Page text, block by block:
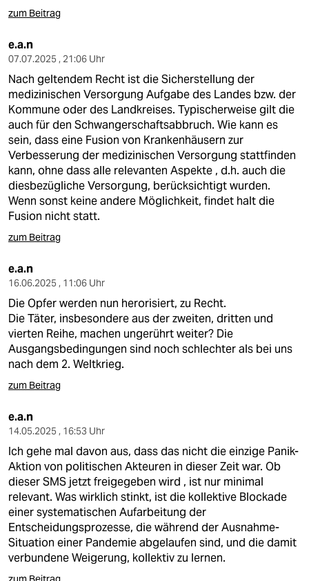
zum Beitrag
e.a.n
07.07.2025 , 21:06 Uhr
Nach geltendem Recht ist die Sicherstellung der
medizinischen Versorgung Aufgabe des Landes bzw. der
Kommune oder des Landkreises. Typischerweise gilt die
auch für den Schwangerschaftsabbruch. Wie kann es
sein, dass eine Fusion von Krankenhäusern zur
Verbesserung der medizinischen Versorgung stattfinden
kann, ohne dass alle relevanten Aspekte , d.h. auch die
diesbezügliche Versorgung, berücksichtigt wurden.
Wenn sonst keine andere Möglichkeit, findet halt die
Fusion nicht statt.
zum Beitrag
e.a.n
16.06.2025 , 11:06 Uhr
Die Opfer werden nun herorisiert, zu Recht.
Die Täter, insbesondere aus der zweiten, dritten und
vierten Reihe, machen ungerührt weiter? Die
Ausgangsbedingungen sind noch schlechter als bei uns
nach dem 2. Weltkrieg.
zum Beitrag
e.a.n
14.05.2025 , 16:53 Uhr
Ich gehe mal davon aus, dass das nicht die einzige Panik-
Aktion von politischen Akteuren in dieser Zeit war. Ob
dieser SMS jetzt freigegeben wird , ist nur minimal
relevant. Was wirklich stinkt, ist die kollektive Blockade
einer systematischen Aufarbeitung der
Entscheidungsprozesse, die während der Ausnahme-
Situation einer Pandemie abgelaufen sind, und die damit
verbundene Weigerung, kollektiv zu lernen.